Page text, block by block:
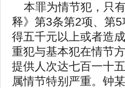
本罪为情节犯，只
释》第3条第2项、第
得五千元以上或者造
重犯与基本犯在情节
提供人次达七百一十
属情节特别严重。钟